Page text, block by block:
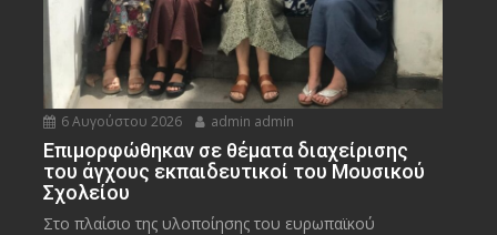
6 Αυγούστου 2026 admin admin
Eπιμορφώθηκαν σε θέματα διαχείρισης
του άγχους εκπαιδευτικοί του Μουσικού
Σχολείου
Στο πλαίσιο της υλοποίησης του ευρωπαϊκού